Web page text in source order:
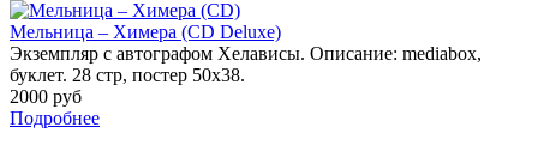
Мельница – Химера (CD Deluxe)
Экземпляр с автографом Хелависы. Описание: mediabox,
буклет. 28 стр, постер 50х38.
2000 руб
Подробнее